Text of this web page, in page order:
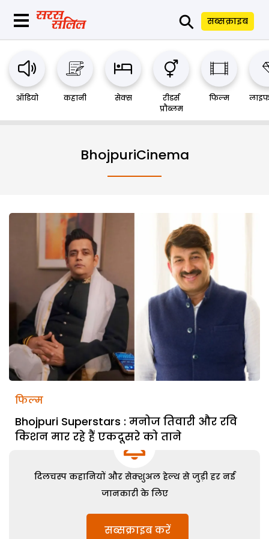
⚲ सब्सक्राइब
ऑडियो कहानी सेक्स
रीडर्स
प्रौब्लम
फिल्म
BhojpuriCinema
फिल्म
Bhojpuri Superstars : मनोज तिवारी और रवि
किशन मार रहे हैं एकदूसरे को ताने
दिलचस्प कहानियों और सेक्शुअल हेल्थ से जुड़ी हर नई
जानकारी के लिए
सब्सक्राइब करें